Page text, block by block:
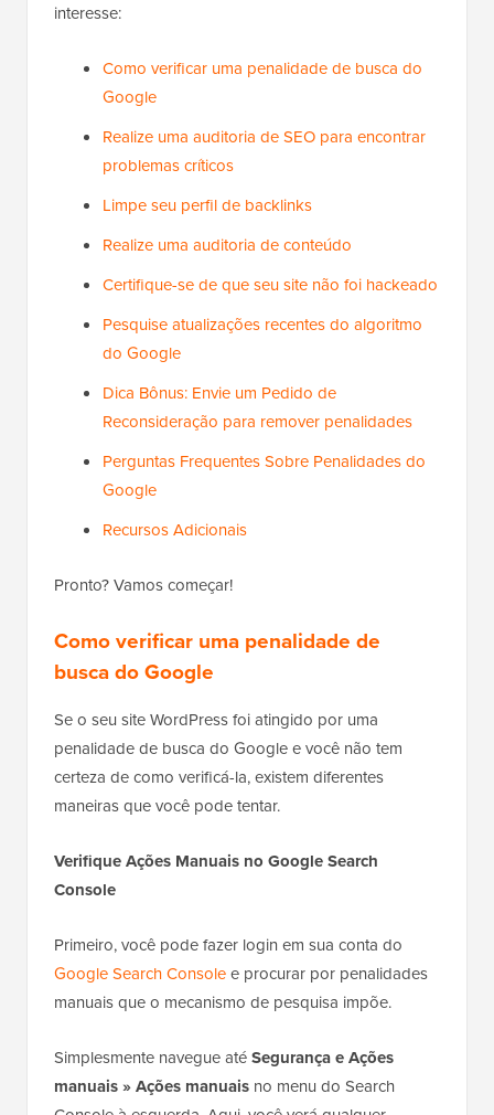
interesse:
Como verificar uma penalidade de busca do
Google
Realize uma auditoria de SEO para encontrar
problemas críticos
Limpe seu perfil de backlinks
Realize uma auditoria de conteúdo
Certifique-se de que seu site não foi hackeado
Pesquise atualizações recentes do algoritmo
do Google
Dica Bônus: Envie um Pedido de
Reconsideração para remover penalidades
Perguntas Frequentes Sobre Penalidades do
Google
Recursos Adicionais
Pronto? Vamos começar!
Como verificar uma penalidade de
busca do Google
Se o seu site WordPress foi atingido por uma
penalidade de busca do Google e você não tem
certeza de como verificá-la, existem diferentes
maneiras que você pode tentar.
Verifique Ações Manuais no Google Search
Console
Primeiro, você pode fazer login em sua conta do
Google Search Consolee procurar por penalidades
manuais que o mecanismo de pesquisa impõe.
Simplesmente navegue atéSegurança e Ações
manuais » Ações manuais no menu do Search